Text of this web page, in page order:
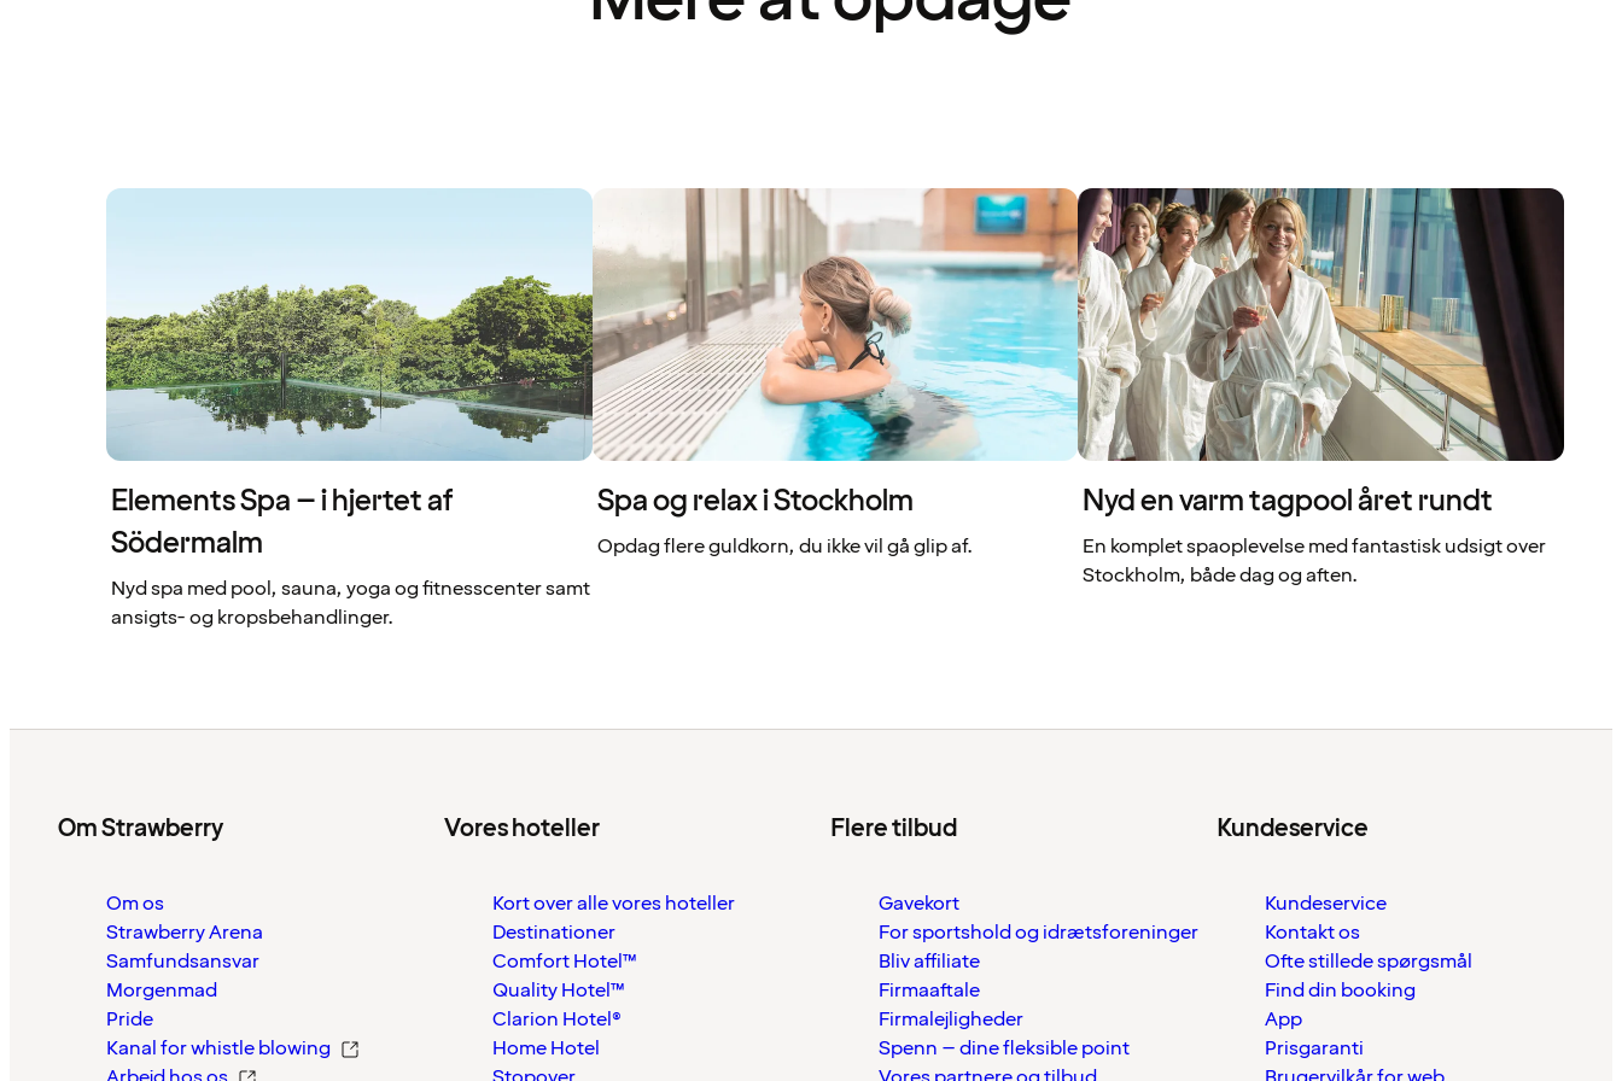
Elements Spa – i hjertet af
Södermalm
Nyd spa med pool, sauna, yoga og fitnesscenter samt
ansigts- og kropsbehandlinger.
Spa og relax i Stockholm
Opdag flere guldkorn, du ikke vil gå glip af.
Nyd en varm tagpool året rundt
En komplet spaoplevelse med fantastisk udsigt over
Stockholm, både dag og aften.
Om Strawberry
Om os
Strawberry Arena
Samfundsansvar
Morgenmad
Pride
Kanal for whistle blowing
Vores hoteller
Kort over alle vores hoteller
Destinationer
Comfort Hotel™
Quality Hotel™
Clarion Hotel®
Home Hotel
Flere tilbud
Gavekort
For sportshold og idrætsforeninger
Bliv affiliate
Firmaaftale
Firmalejligheder
Spenn – dine fleksible point
Kundeservice
Kundeservice
Kontakt os
Ofte stillede spørgsmål
Find din booking
App
Prisgaranti